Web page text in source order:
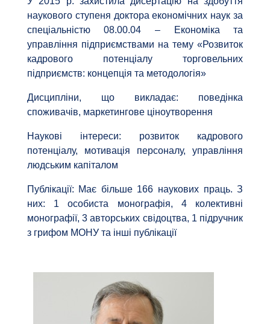
наукового ступеня доктора економічних наук за
спеціальністю 08.00.04 – Економіка та
управління підприємствами на тему «Розвиток
кадрового потенціалу торговельних
підприємств: концепція та методологія»
Дисципліни, що викладає: поведінка
споживачів, маркетингове ціноутворення
Наукові інтереси: розвиток кадрового
потенціалу, мотивація персоналу, управління
людським капіталом
Публікації: Має більше 166 наукових праць. З
них: 1 особиста монографія, 4 колективні
монографії, 3 авторських свідоцтва, 1 підручник
з грифом МОНУ та інші публікації